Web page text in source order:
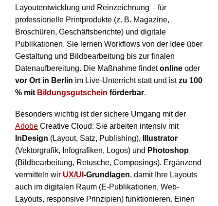
Layoutentwicklung und Reinzeichnung – für
professionelle Printprodukte (z. B. Magazine,
Broschüren, Geschäftsberichte) und digitale
Publikationen. Sie lernen Workflows von der Idee über
Gestaltung und Bildbearbeitung bis zur finalen
Datenaufbereitung. Die Maßnahme findetonline oder
vor Ort in Berlin im Live-Unterricht statt und istzu 100
% mit Bildungsgutschein förderbar.
Besonders wichtig ist der sichere Umgang mit der
Adobe Creative Cloud: Sie arbeiten intensiv mit
InDesign (Layout, Satz, Publishing),
Illustrator
(Vektorgrafik, Infografiken, Logos) und Photoshop
(Bildbearbeitung, Retusche, Composings). Ergänzend
vermitteln wir UX/UI-Grundlagen, damit Ihre Layouts
auch im digitalen Raum (E-Publikationen, Web-
Layouts, responsive Prinzipien) funktionieren. Einen